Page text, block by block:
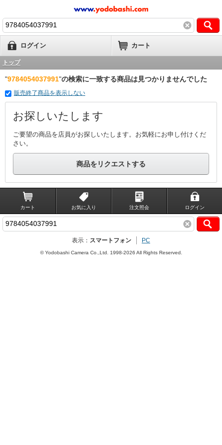
ログイン カート
トップ
"9784054037991"の検索に一致する商品は見つかりませんでした
販売終了商品を表示しない
お探しいたします
ご要望の商品を店員がお探しいたします。お気軽にお申し付けくだ
さい。
商品をリクエストする
カート お気に入り 注文照会 ログイン
表示： スマートフォン PC
© Yodobashi Camera Co.,Ltd. 1998-2026 All Rights Reserved.